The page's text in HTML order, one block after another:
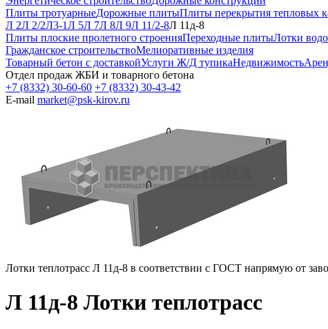
Плиты тротуарныеДорожные плитыПлиты перекрытия тепловых
Л 2Л 2/2Л3-1Л 5Л 7Л 8Л 9Л 11/2-8Л 11д-8
Плиты плоские пролетного строенияПереходные плитыЛотки
Гражданское строительствоМелиоративные изделия
Товарный бетон с доставкойУслуги Ж/Д тупикаНедвижимость
Отдел продаж ЖБИ и товарного бетона
+7 (8332) 30-60-60 +7 (8332) 30-43-42
E-mail market@psk-kirov.ru
Лотки теплотрасс Л 11д-8 в соответствии с ГОСТ напрямую от
Л 11д-8 Лотки теплотрасс